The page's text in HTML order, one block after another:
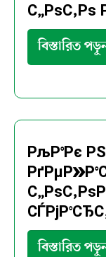
С„РѕС‚Рѕ
বিস্তারিত
РљР°Рє
বিস্তারিত